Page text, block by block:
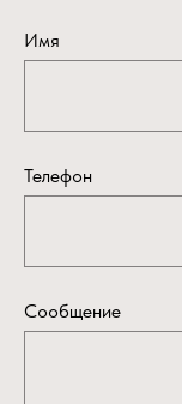
Имя
Телефон
Сообщение